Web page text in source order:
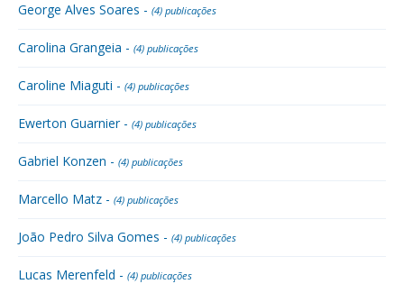
George Alves Soares - (4) publicações
Carolina Grangeia - (4) publicações
Caroline Miaguti - (4) publicações
Ewerton Guarnier - (4) publicações
Gabriel Konzen - (4) publicações
Marcello Matz - (4) publicações
João Pedro Silva Gomes - (4) publicações
Lucas Merenfeld - (4) publicações